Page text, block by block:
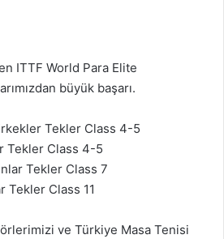
ITTF World Para Elite
büyük başarı.
Tekler Class 4-5
Tekler Class 4-5
Tekler Class 7
Tekler Class 11
ve Türkiye Masa Tenisi